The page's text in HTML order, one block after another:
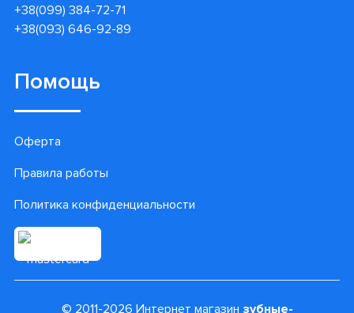
+38(099) 384-72-71
+38(093) 646-92-89
Помощь
Оферта
Правила работы
Политика конфиденциальности
© 2011-2026 Интернет магазин зубные-